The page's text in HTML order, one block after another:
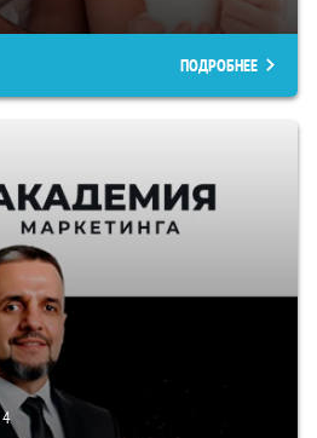
ПОДРОБНЕЕ
4